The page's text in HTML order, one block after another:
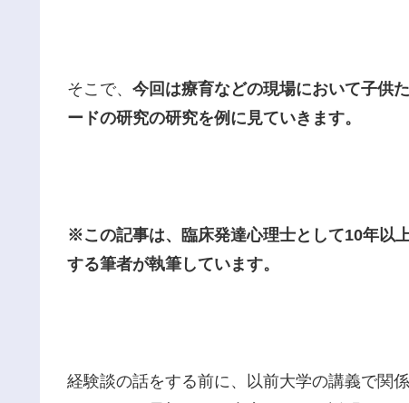
そこで、 今回は療育などの現場において子供
ードの研究の研究を例に見ていきます。
※この記事は、臨床発達心理士として10年以
する筆者が執筆しています。
経験談の話をする前に、以前大学の講義で関